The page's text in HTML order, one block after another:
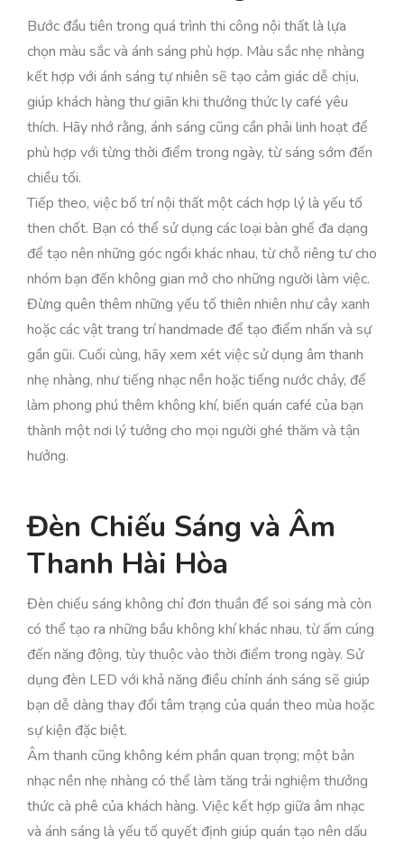
Bước đầu tiên trong quá trình thi công nội thất là lựa
chọn màu sắc và ánh sáng phù hợp. Màu sắc nhẹ nhàng
kết hợp với ánh sáng tự nhiên sẽ tạo cảm giác dễ chịu,
giúp khách hàng thư giãn khi thưởng thức ly café yêu
thích. Hãy nhớ rằng, ánh sáng cũng cần phải linh hoạt để
phù hợp với từng thời điểm trong ngày, từ sáng sớm đến
chiều tối.
Tiếp theo, việc bố trí nội thất một cách hợp lý là yếu tố
then chốt. Bạn có thể sử dụng các loại bàn ghế đa dạng
để tạo nên những góc ngồi khác nhau, từ chỗ riêng tư cho
nhóm bạn đến không gian mở cho những người làm việc.
Đừng quên thêm những yếu tố thiên nhiên như cây xanh
hoặc các vật trang trí handmade để tạo điểm nhấn và sự
gần gũi. Cuối cùng, hãy xem xét việc sử dụng âm thanh
nhẹ nhàng, như tiếng nhạc nền hoặc tiếng nước chảy, để
làm phong phú thêm không khí, biến quán café của bạn
thành một nơi lý tưởng cho mọi người ghé thăm và tận
hưởng.
Đèn Chiếu Sáng và Âm
Thanh Hài Hòa
Đèn chiếu sáng không chỉ đơn thuần để soi sáng mà còn
có thể tạo ra những bầu không khí khác nhau, từ ấm cúng
đến năng động, tùy thuộc vào thời điểm trong ngày. Sử
dụng đèn LED với khả năng điều chỉnh ánh sáng sẽ giúp
bạn dễ dàng thay đổi tâm trạng của quán theo mùa hoặc
sự kiện đặc biệt.
Âm thanh cũng không kém phần quan trọng; một bản
nhạc nền nhẹ nhàng có thể làm tăng trải nghiệm thưởng
thức cà phê của khách hàng. Việc kết hợp giữa âm nhạc
và ánh sáng là yếu tố quyết định giúp quán tạo nên dấu